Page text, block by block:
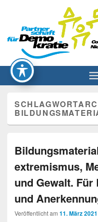
Partnerschaft
extremis­mus,
und Gewalt.
und
Veröffentlicht am 11. März 2021